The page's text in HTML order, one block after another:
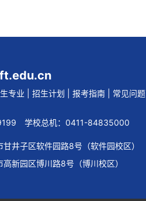
专业 招生计划 报考指南 常见问题
学校总机：0411-84835000
井子区软件园路8号（软件园校区）
区博川路8号（博川校区）